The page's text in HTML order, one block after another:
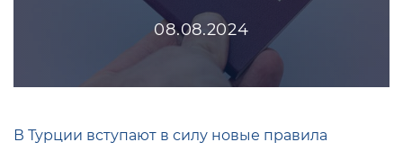
08.08.2024
В Турции вступают в силу новые правила